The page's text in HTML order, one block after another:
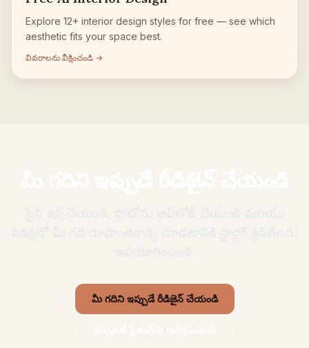
Explore 12+ interior design styles for free — see which
aesthetic fits your space best.
వివరాలను వీక్షించండి →
మీ గదిని ఇప్పుడే రీడిజైన్ చేయండి